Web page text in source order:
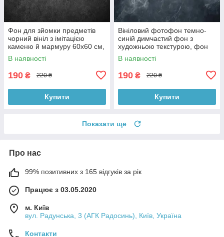
Фон для зйомки предметів
чорний вініл з імітацією
каменю й мармуру 60x60 см,
№550006
В наявності
190 ₴ 220 ₴
Купити
Вініловий фотофон темно-
синій димчастий фон з
художньою текстурою, фон
для фото 60x60 см,
№551759
В наявності
190 ₴ 220 ₴
Купити
Показати ще
Про нас
99% позитивних з 165 відгуків за рік
Працює з 03.05.2020
м. Київ
вул. Радунська, 3 (АГК Радосинь), Київ, Україна
Контакти